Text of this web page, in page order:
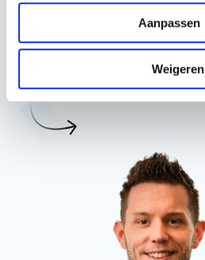
Aanpassen
Weigeren
Project bekijken
Michel